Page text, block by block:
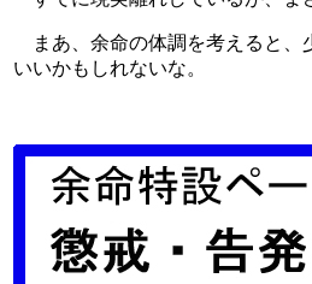
まあ、余命の体調を考えると、
いいかもしれないな。